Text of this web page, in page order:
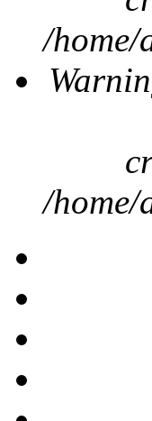
/home/
/home/